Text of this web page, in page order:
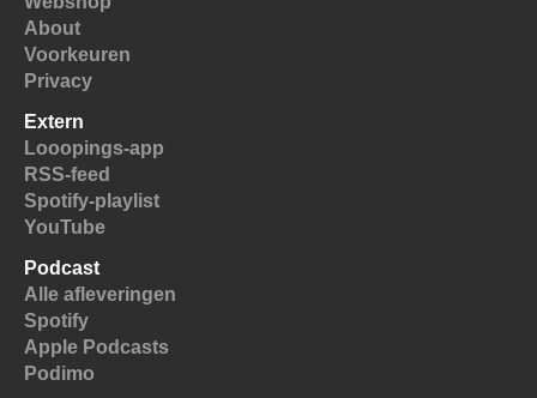
About
Voorkeuren
Privacy
Extern
Looopings-app
RSS-feed
Spotify-playlist
YouTube
Podcast
Alle afleveringen
Spotify
Apple Podcasts
Podimo